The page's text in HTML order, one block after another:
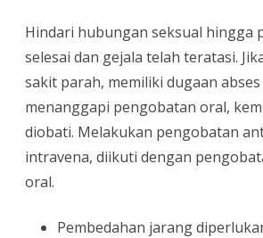
Hindari hubungan seksual hingga
selesai dan gejala telah teratasi.
sakit parah, memiliki dugaan
menanggapi pengobatan oral,
diobati. Melakukan pengobatan
intravena, diikuti dengan
oral.
Pembedahan jarang